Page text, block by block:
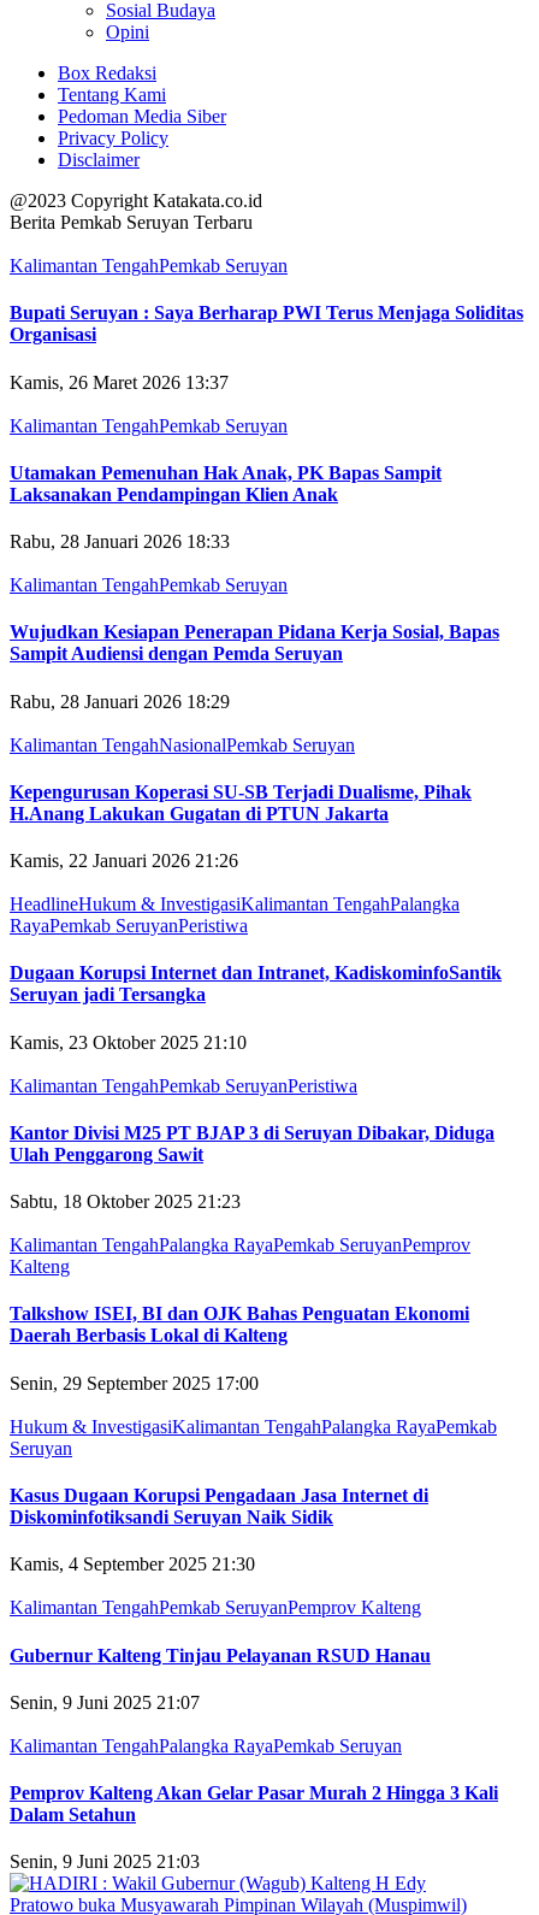
Sosial Budaya
Opini
Box Redaksi
Tentang Kami
Pedoman Media Siber
Privacy Policy
Disclaimer
@2023 Copyright Katakata.co.id
Berita Pemkab Seruyan Terbaru
Kalimantan TengahPemkab Seruyan
Bupati Seruyan : Saya Berharap PWI Terus Menjaga Soliditas
Organisasi
Kamis, 26 Maret 2026 13:37
Kalimantan TengahPemkab Seruyan
Utamakan Pemenuhan Hak Anak, PK Bapas Sampit
Laksanakan Pendampingan Klien Anak
Rabu, 28 Januari 2026 18:33
Kalimantan TengahPemkab Seruyan
Wujudkan Kesiapan Penerapan Pidana Kerja Sosial, Bapas
Sampit Audiensi dengan Pemda Seruyan
Rabu, 28 Januari 2026 18:29
Kalimantan TengahNasionalPemkab Seruyan
Kepengurusan Koperasi SU-SB Terjadi Dualisme, Pihak
H.Anang Lakukan Gugatan di PTUN Jakarta
Kamis, 22 Januari 2026 21:26
HeadlineHukum & InvestigasiKalimantan TengahPalangka
RayaPemkab SeruyanPeristiwa
Dugaan Korupsi Internet dan Intranet, KadiskominfoSantik
Seruyan jadi Tersangka
Kamis, 23 Oktober 2025 21:10
Kalimantan TengahPemkab SeruyanPeristiwa
Kantor Divisi M25 PT BJAP 3 di Seruyan Dibakar, Diduga
Ulah Penggarong Sawit
Sabtu, 18 Oktober 2025 21:23
Kalimantan TengahPalangka RayaPemkab SeruyanPemprov
Kalteng
Talkshow ISEI, BI dan OJK Bahas Penguatan Ekonomi
Daerah Berbasis Lokal di Kalteng
Senin, 29 September 2025 17:00
Hukum & InvestigasiKalimantan TengahPalangka RayaPemkab
Seruyan
Kasus Dugaan Korupsi Pengadaan Jasa Internet di
Diskominfotiksandi Seruyan Naik Sidik
Kamis, 4 September 2025 21:30
Kalimantan TengahPemkab SeruyanPemprov Kalteng
Gubernur Kalteng Tinjau Pelayanan RSUD Hanau
Senin, 9 Juni 2025 21:07
Kalimantan TengahPalangka RayaPemkab Seruyan
Pemprov Kalteng Akan Gelar Pasar Murah 2 Hingga 3 Kali
Dalam Setahun
Senin, 9 Juni 2025 21:03